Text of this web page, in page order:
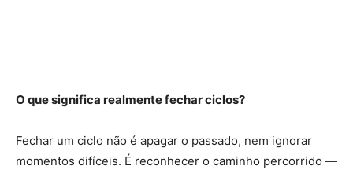
O que significa realmente fechar ciclos?
Fechar um ciclo não é apagar o passado, nem ignorar
momentos difíceis. É reconhecer o caminho percorrido —